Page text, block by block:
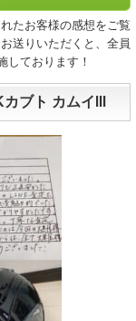
たお客様の感想をご覧
送りいただくと、全員
しております！
ブト カムイⅢ